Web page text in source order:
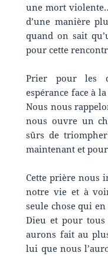
une mort violente…
d’une manière
quand on sait
pour cette
Prier pour les
espérance face à
Nous nous
nous ouvre un
sûrs de
maintenant et
Cette prière nous
notre vie et à
seule chose qui
Dieu et pour
aurons fait au
lui que nous